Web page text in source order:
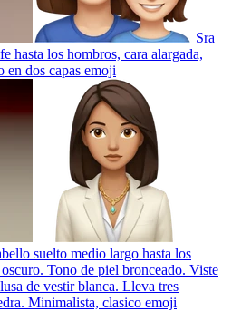
Sra
hasta los hombros, cara alargada,
en dos capas emoji
suelto medio largo hasta los
Tono de piel bronceado. Viste
de vestir blanca. Lleva tres
Minimalista, clasico emoji